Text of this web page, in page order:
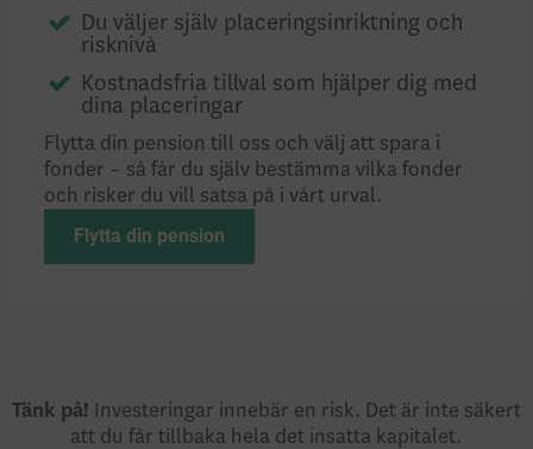
Du väljer själv placeringsinriktning och
risknivå
Kostnadsfria tillval som hjälper dig med
dina placeringar
Flytta din pension till oss och välj att spara i
fonder – så får du själv bestämma vilka fonder
och risker du vill satsa på i vårt urval.
Flytta din pension
Tänk på! Investeringar innebär en risk. Det är inte säkert
att du får tillbaka hela det insatta kapitalet.